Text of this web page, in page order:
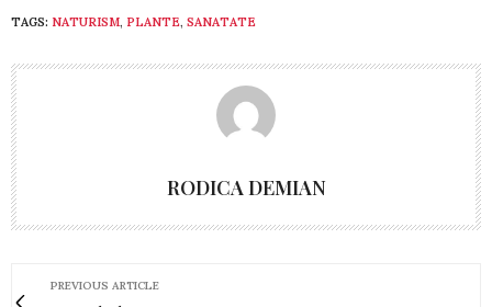
TAGS: NATURISM, PLANTE, SANATATE
RODICA DEMIAN
PREVIOUS ARTICLE